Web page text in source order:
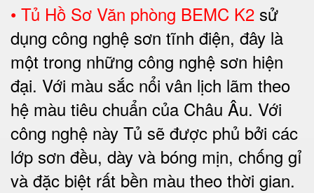
• Tủ Hồ Sơ Văn phòng BEMC K2 sử
dụng công nghệ sơn tĩnh điện, đây là
một trong những công nghệ sơn hiện
đại. Với màu sắc nổi vân lịch lãm theo
hệ màu tiêu chuẩn của Châu Âu. Với
công nghệ này Tủ sẽ được phủ bởi các
lớp sơn đều, dày và bóng mịn, chống gỉ
và đặc biệt rất bền màu theo thời gian.